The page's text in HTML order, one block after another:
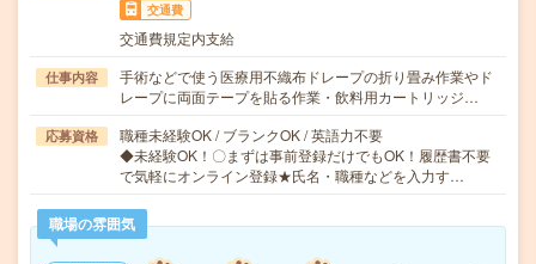
交通費
交通費規定内支給
仕事内容
手術などで使う医療用不織布ドレープの折り畳み作業やド
レープに両面テープを貼る作業・飲料用カートリッジ…
応募資格
職種未経験OK / ブランクOK / 英語力不要
◆未経験OK！〇まずは事前登録だけでもOK！履歴書不要
で気軽にオンライン登録★氏名・職種などを入力す…
職場の雰囲気